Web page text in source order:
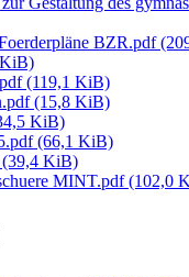
BZR.pdf
(119,1 KiB)
(15,8 KiB)
KiB)
(66,1 KiB)
(39,4 KiB)
MINT.pdf(102,0